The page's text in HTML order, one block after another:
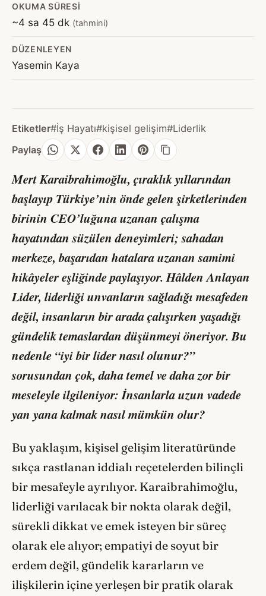
OKUMA SÜRESI
~4 sa 45 dk (tahmini)
DÜZENLEYEN
Yasemin Kaya
Etiketler#İş Hayatı#kişisel gelişim#Liderlik
Paylaş
Mert Karaibrahimoğlu, çıraklık yıllarından
başlayıp Türkiye’nin önde gelen şirketlerinden
birinin CEO’luğuna uzanan çalışma
hayatından süzülen deneyimleri; sahadan
merkeze, başarıdan hatalara uzanan samimi
hikâyeler eşliğinde paylaşıyor.Hâlden Anlayan
Lider, liderliği unvanların sağladığı mesafeden
değil, insanların bir arada çalışırken yaşadığı
gündelik temaslardan düşünmeyi öneriyor. Bu
nedenle “iyi bir lider nasıl olunur?”
sorusundan çok, daha temel ve daha zor bir
meseleyle ilgileniyor: İnsanlarla uzun vadede
yan yana kalmak nasıl mümkün olur?
Bu yaklaşım, kişisel gelişim literatüründe
sıkça rastlanan iddialı reçetelerden bilinçli
bir mesafeyle ayrılıyor. Karaibrahimoğlu,
liderliği varılacak bir nokta olarak değil,
sürekli dikkat ve emek isteyen bir süreç
olarak ele alıyor; empatiyi de soyut bir
erdem değil, gündelik kararların ve
ilişkilerin içine yerleşen bir pratik olarak